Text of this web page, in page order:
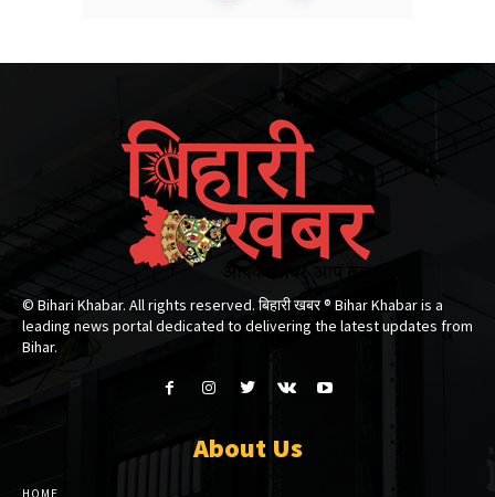
© Bihari Khabar. All rights reserved. बिहारी खबर ®​ Bihar Khabar is a
leading news portal dedicated to delivering the latest updates from
Bihar.
About Us
HOME